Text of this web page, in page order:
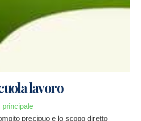
lavoro
principale
precipuo e lo scopo diretto